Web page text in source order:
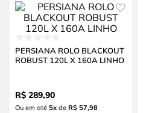
PERSIANA ROLO BLACKOUT
ROBUST 120L X 160A LINHO
R$ 289,90
Ou em até 5xde R$ 57,98